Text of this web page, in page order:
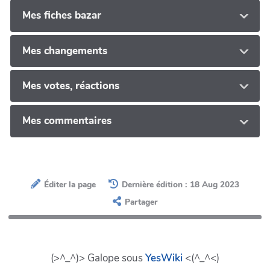
Mes fiches bazar
Mes changements
Mes votes, réactions
Mes commentaires
Éditer la page
Dernière édition : 18 Aug 2023
Partager
(>^_^)> Galope sousYesWiki <(^_^<)